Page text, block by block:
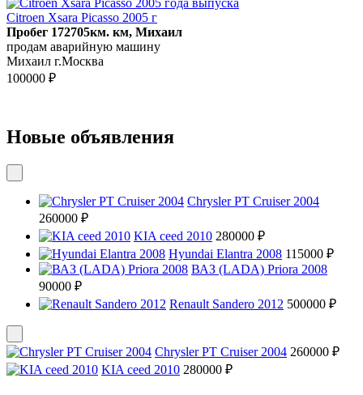
Citroen Xsara Picasso 2005 г
Пробег 172705км. км, Михаил
продам аварийную машину
Михаил г.Москва
100000 ₽
Новые объявления
Chrysler PT Cruiser 2004
260000 ₽
KIA ceed 2010 280000 ₽
Hyundai Elantra 2008 115000 ₽
ВАЗ (LADA) Priora 2008
90000 ₽
Renault Sandero 2012 500000 ₽
Chrysler PT Cruiser 2004 260000 ₽
KIA ceed 2010 280000 ₽